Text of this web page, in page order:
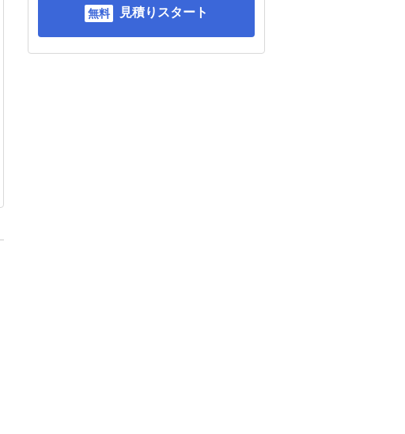
見積りスタート